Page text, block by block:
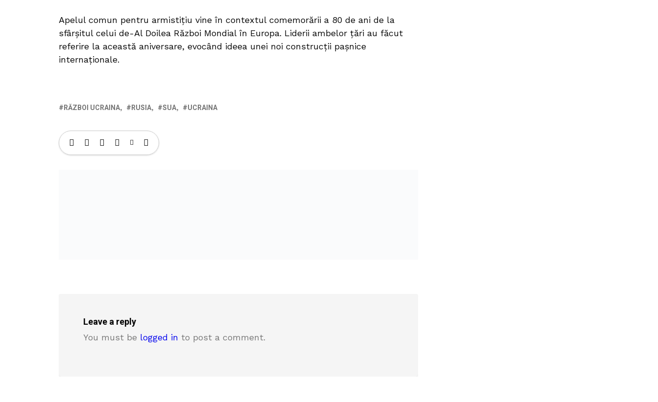
Apelul comun pentru armistițiu vine în contextul comemorării a 80 de ani de la
sfârșitul celui de-Al Doilea Război Mondial în Europa. Liderii ambelor țări au făcut
referire la această aniversare, evocând ideea unei noi construcții pașnice
internaționale.
RĂZBOI UCRAINA RUSIA SUA UCRAINA
Leave a reply
You must be logged in to post a comment.